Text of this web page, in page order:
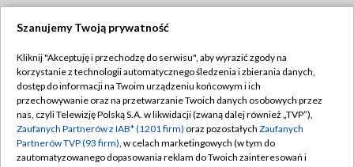
TVP
Abonament TVP
Emisja w TVP
Centrum informacji TVP
Regulamin TVP
Polityka prywatności
Moje zgody
Szanujemy Twoją prywatność
Kliknij "Akceptuję i przechodzę do serwisu", aby wyrazić zgody na
korzystanie z technologii automatycznego śledzenia i zbierania danych,
dostęp do informacji na Twoim urządzeniu końcowym i ich
przechowywanie oraz na przetwarzanie Twoich danych osobowych przez
nas, czyli Telewizję Polską S.A. w likwidacji (zwaną dalej również „TVP”),
Zaufanych Partnerów z IAB* (1201 firm) oraz pozostałych Zaufanych
Partnerów TVP (93 firm), w celach marketingowych (w tym do
zautomatyzowanego dopasowania reklam do Twoich zainteresowań i